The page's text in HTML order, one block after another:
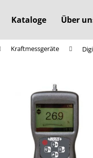
Kataloge Über
Kraftmessgeräte
suchen Sie?
Wir empfehlen